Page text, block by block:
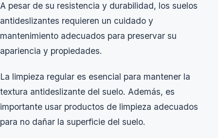
A pesar de su resistencia y durabilidad, los suelos
antideslizantes requieren un cuidado y
mantenimiento adecuados para preservar su
apariencia y propiedades.
La limpieza regular es esencial para mantener la
textura antideslizante del suelo. Además, es
importante usar productos de limpieza adecuados
para no dañar la superficie del suelo.